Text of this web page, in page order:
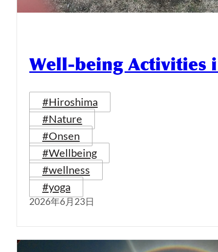
Well-being Activities
#Hiroshima
#Nature
#Onsen
#Wellbeing
#wellness
#yoga
2026年6月23日